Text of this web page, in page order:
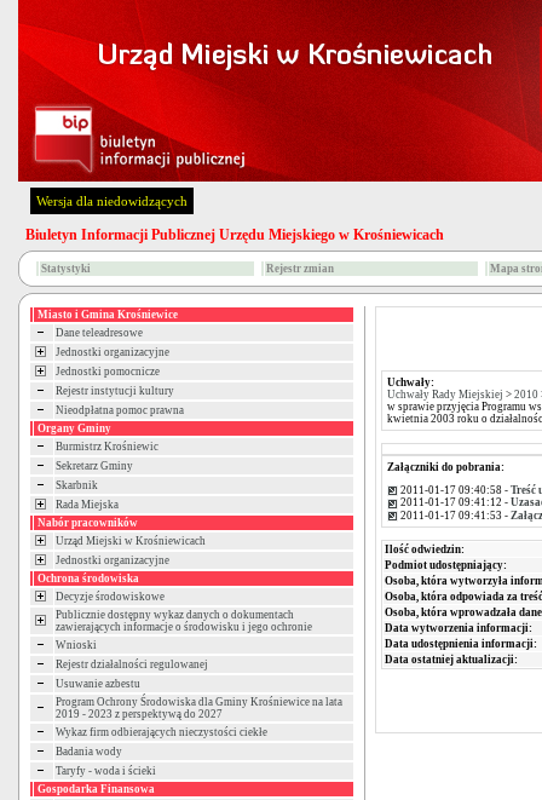
Wersja dla niedowidzących
Biuletyn Informacji Publicznej Urzędu Miejskiego w Krośniewicach
Statystyki Rejestr zmian Mapa
Miasto i Gmina Krośniewice
Dane teleadresowe
Jednostki organizacyjne
Jednostki pomocnicze
Rejestr instytucji kultury
Nieodpłatna pomoc prawna
Organy Gminy
Burmistrz Krośniewic
Sekretarz Gminy
Skarbnik
Rada Miejska
Nabór pracowników
Urząd Miejski w Krośniewicach
Jednostki organizacyjne
Ochrona środowiska
Decyzje środowiskowe
Publicznie dostępny wykaz danych o dokumentach
zawierających informacje o środowisku i jego ochronie
Wnioski
Rejestr działalności regulowanej
Usuwanie azbestu
Program Ochrony Środowiska dla Gminy Krośniewice na lata
2019 - 2023 z perspektywą do 2027
Wykaz firm odbierających nieczystości ciekłe
Badania wody
Taryfy - woda i ścieki
Gospodarka Finansowa
Uchwały:
Uchwały Rady Miejskiej > 2010
w sprawie przyjęcia Programu
kwietnia 2003 roku o
Załączniki do pobrania:
2011-01-17 09:40:58 - Treść
2011-01-17 09:41:12 -
2011-01-17 09:41:53 -
Ilość odwiedzin:
Podmiot udostępniający:
Osoba, która wytworzyła
Osoba, która odpowiada za
Osoba, która wprowadzała
Data wytworzenia informacji:
Data udostępnienia informacji:
Data ostatniej aktualizacji: